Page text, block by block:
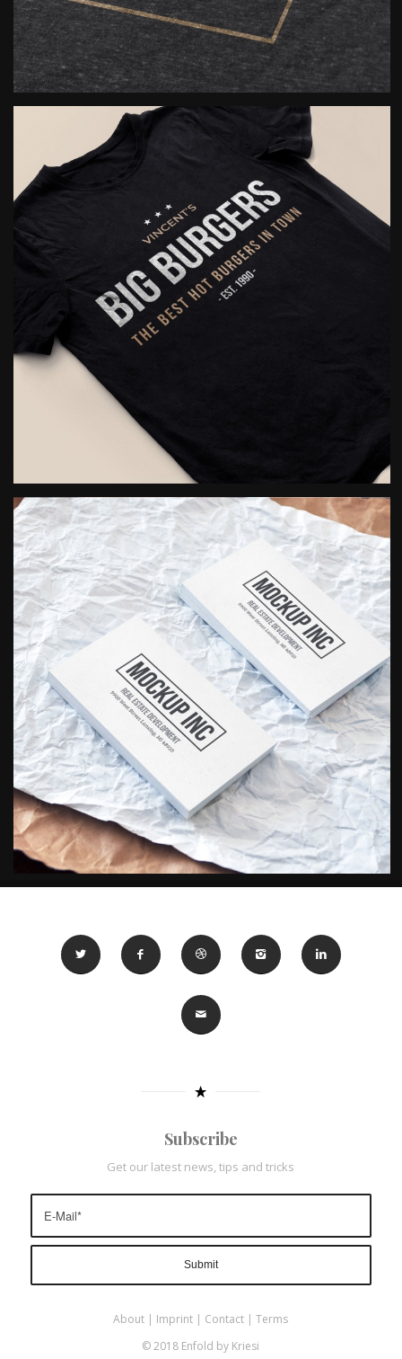
Subscribe
Get our latest news, tips and tricks
About | Imprint | Contact |Terms
© 2018 Enfold by Kriesi